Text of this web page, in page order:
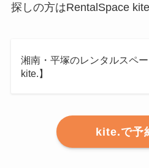
探しの方はRentalSpace
湘南・平塚のレンタルスペ
kite.】
kite.で予